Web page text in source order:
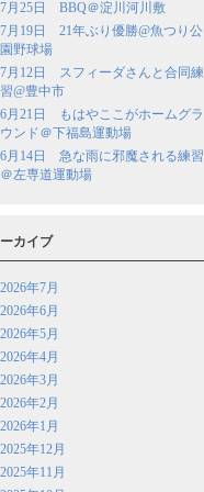
7月25日 BBQ＠淀川河川敷
7月19日 21年ぶり優勝@魚つり公
園野球場
7月12日 スフィーダさんと合同練
習@豊中市
6月21日 もはやここがホームグラ
ウンド＠下福島運動場
6月14日 急な雨に邪魔される練習
＠左専道運動場
カイブ
2026年7月
2026年6月
2026年5月
2026年4月
2026年3月
2026年2月
2026年1月
2025年12月
2025年11月